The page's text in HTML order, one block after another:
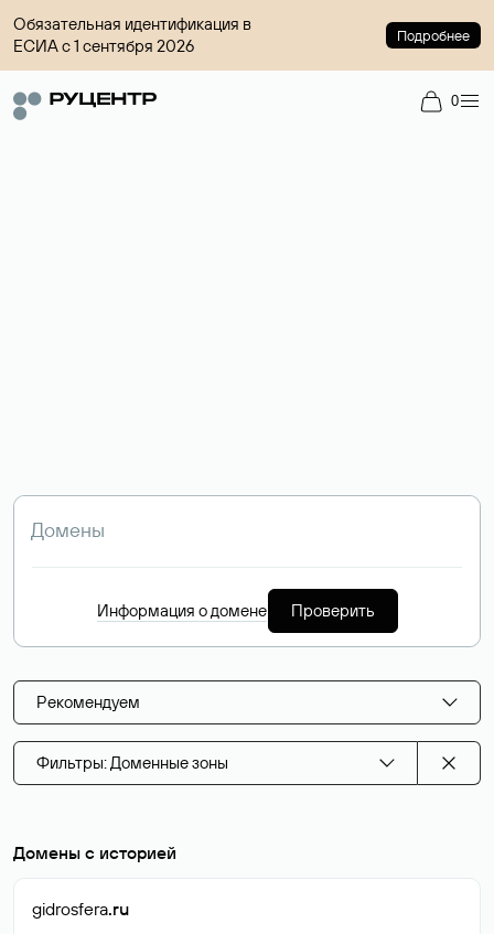
Обязательная идентификация в
ЕСИА с 1 сентября 2026
Подробнее
0
Информация о домене Проверить
Рекомендуем
Фильтры: Доменные зоны
Домены с историей
gidrosfera.ru